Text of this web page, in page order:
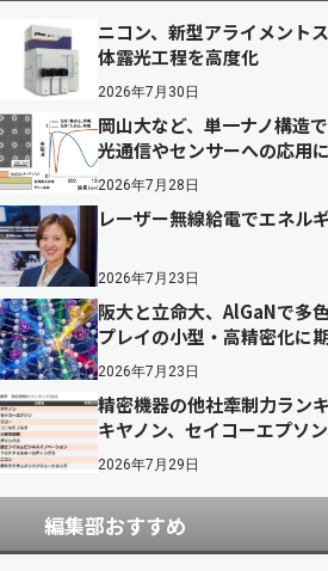
ニコン、新型アライメン
体露光工程を高度化
2026年7月30日
岡山大など、単一ナノ構造
光通信やセンサーへの応用
2026年7月28日
レーザー無線給電でエネル
2026年7月23日
阪大と立命大、AlGaNで多
プレイの小型・高精密化に
2026年7月23日
精密機器の他社牽制力ラン
キヤノン、セイコーエプソ
2026年7月29日
編集部おすすめ